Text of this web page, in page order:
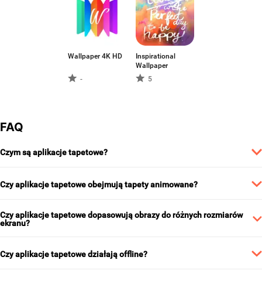
Wallpaper 4K HD
-
Inspirational
Wallpaper
5
FAQ
Czym są aplikacje tapetowe?
Czy aplikacje tapetowe obejmują tapety animowane?
Czy aplikacje tapetowe dopasowują obrazy do różnych rozmiarów
ekranu?
Czy aplikacje tapetowe działają offline?